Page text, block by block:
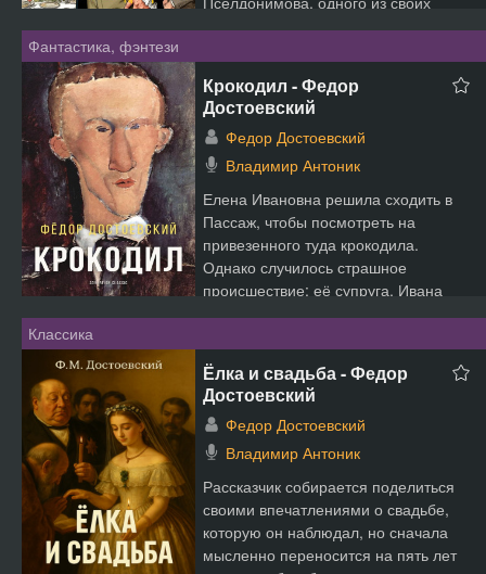
мелк...
Фантастика, фэнтези
Крокодил - Федор
Достоевский
Федор Достоевский
Владимир Антоник
Елена Ивановна решила сходить в
Пассаж, чтобы посмотреть на
привезенного туда крокодила.
Однако случилось страшное
происшествие: её супруга, Ивана
Мат...
Классика
Ёлка и свадьба - Федор
Достоевский
Федор Достоевский
Владимир Антоник
Рассказчик собирается поделиться
своими впечатлениями о свадьбе,
которую он наблюдал, но сначала
мысленно переносится на пять лет